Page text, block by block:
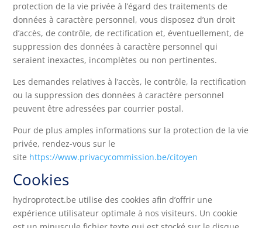
protection de la vie privée à l’égard des traitements de
données à caractère personnel, vous disposez d’un droit
d’accès, de contrôle, de rectification et, éventuellement, de
suppression des données à caractère personnel qui
seraient inexactes, incomplètes ou non pertinentes.
Les demandes relatives à l’accès, le contrôle, la rectification
ou la suppression des données à caractère personnel
peuvent être adressées par courrier postal.
Pour de plus amples informations sur la protection de la vie
privée, rendez-vous sur le
site https://www.privacycommission.be/citoyen
Cookies
hydroprotect.be utilise des cookies afin d’offrir une
expérience utilisateur optimale à nos visiteurs. Un cookie